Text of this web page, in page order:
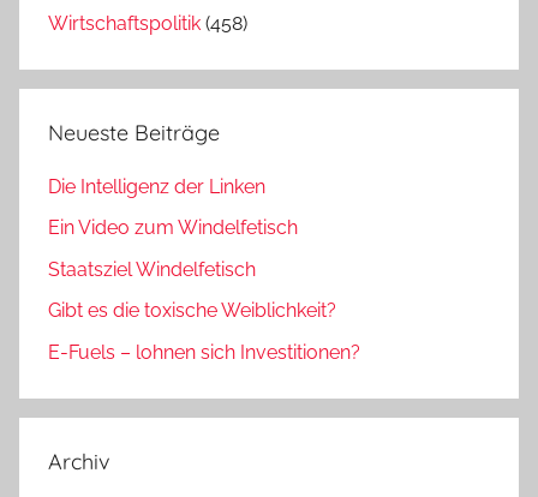
Wirtschaftspolitik (458)
Neueste Beiträge
Die Intelligenz der Linken
Ein Video zum Windelfetisch
Staatsziel Windelfetisch
Gibt es die toxische Weiblichkeit?
E-Fuels – lohnen sich Investitionen?
Archiv